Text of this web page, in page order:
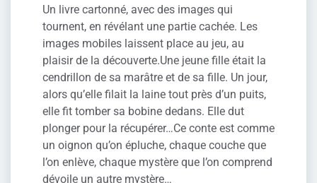
Un livre cartonné, avec des images qui
tournent, en révélant une partie cachée. Les
images mobiles laissent place au jeu, au
plaisir de la découverte.Une jeune fille était la
cendrillon de sa marâtre et de sa fille. Un jour,
alors qu’elle filait la laine tout près d’un puits,
elle fit tomber sa bobine dedans. Elle dut
plonger pour la récupérer…Ce conte est comme
un oignon qu’on épluche, chaque couche que
l’on enlève, chaque mystère que l’on comprend
dévoile un autre mystère…